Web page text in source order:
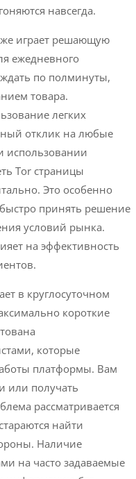
навсегда.
играет решающую
ежедневного
по полминуты,
товара.
легких
отклик на любые
использовании
Tor страницы
Это особенно
принять решение
условий рынка.
на эффективность
в круглосуточном
короткие
которые
платформы. Вам
или получать
рассматривается
найти
Наличие
на часто задаваемые